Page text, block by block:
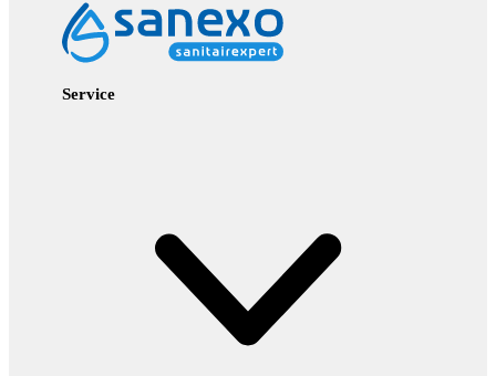
Service